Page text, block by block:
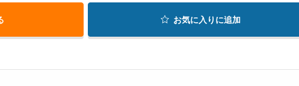
お気に入り に追加